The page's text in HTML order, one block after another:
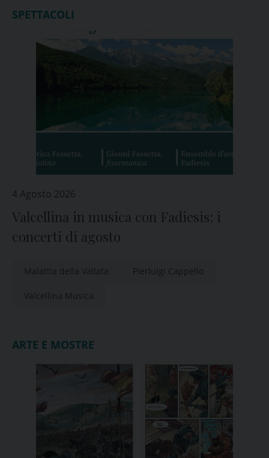
SPETTACOLI
4 Agosto 2026
Valcellina in musica con Fadiesis: i
concerti di agosto
Malattia della Vallata Pierluigi Cappello
Valcellina Musica
ARTE E MOSTRE